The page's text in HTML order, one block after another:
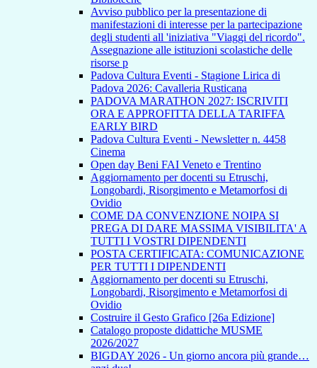
Avviso pubblico per la presentazione di
manifestazioni di interesse per la partecipazione
degli studenti all 'iniziativa "Viaggi del ricordo".
Assegnazione alle istituzioni scolastiche delle
risorse p
Padova Cultura Eventi - Stagione Lirica di
Padova 2026: Cavalleria Rusticana
PADOVA MARATHON 2027: ISCRIVITI
ORA E APPROFITTA DELLA TARIFFA
EARLY BIRD
Padova Cultura Eventi - Newsletter n. 4458
Cinema
Open day Beni FAI Veneto e Trentino
Aggiornamento per docenti su Etruschi,
Longobardi, Risorgimento e Metamorfosi di
Ovidio
COME DA CONVENZIONE NOIPA SI
PREGA DI DARE MASSIMA VISIBILITA' A
TUTTI I VOSTRI DIPENDENTI
POSTA CERTIFICATA: COMUNICAZIONE
PER TUTTI I DIPENDENTI
Aggiornamento per docenti su Etruschi,
Longobardi, Risorgimento e Metamorfosi di
Ovidio
Costruire il Gesto Grafico [26a Edizione]
Catalogo proposte didattiche MUSME
2026/2027
BIGDAY 2026 - Un giorno ancora più grande…